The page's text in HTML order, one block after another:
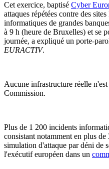
Cet exercice, baptisé Cyber
attaques répétées contre des
informatiques de grandes
à 9 h (heure de Bruxelles) et se
journée, a expliqué un porte-
EURACTIV.
Aucune infrastructure réelle
Commission.
Plus de 1 200 incidents
consistant notamment en plus
simulation d'attaque par déni de
l'exécutif européen dans un